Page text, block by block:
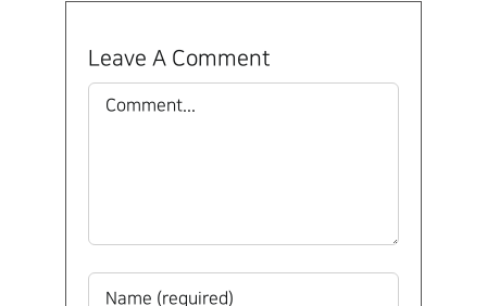
Leave A Comment
Comment